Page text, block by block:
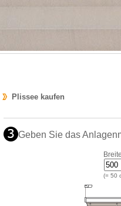
Plissee kaufen
Geben Sie das
(=50